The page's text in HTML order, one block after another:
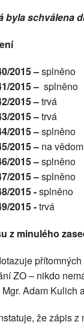
byla schválena
2015 –splněno
2015 –splněno
2015 –trvá
2015 –trvá
2015 –splněno
2015 – na
2015 –splněno
2015 –splněno
2015 -splněno
2015 -trvá
z minulého
ZO – nikdo
Adam Kulich
že zápis z